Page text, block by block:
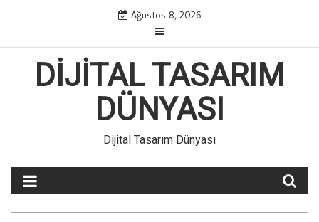
content
Ağustos 8, 2026
DIJITAL TASARIM
DÜNYASI
Dijital Tasarım Dünyası